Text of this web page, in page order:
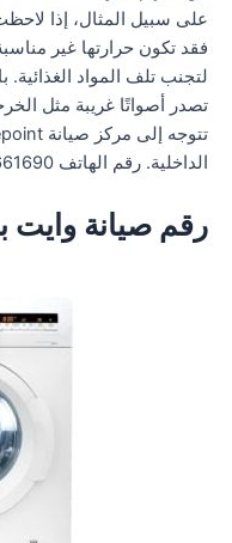
على سبيل المثال، إذا
فقد تكون حرارتها غير
لتجنب تلف المواد الغذائية.
تصدر أصواتًا غريبة مثل
الداخلية. رقم الهاتف 01103661690
رقم صيانة وايت